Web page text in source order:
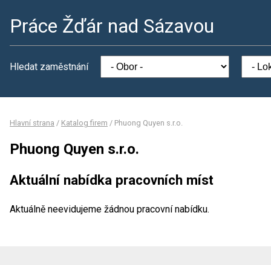
Práce Žďár nad Sázavou
Hledat zaměstnání
Hlavní strana / Katalog firem / Phuong Quyen s.r.o.
Phuong Quyen s.r.o.
Aktuální nabídka pracovních míst
Aktuálně neevidujeme žádnou pracovní nabídku.